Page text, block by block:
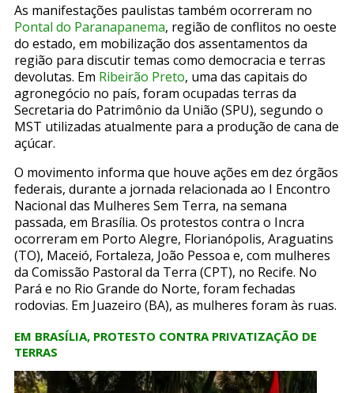
As manifestações paulistas também ocorreram no
Pontal do Paranapanema, região de conflitos no oeste
do estado, em mobilização dos assentamentos da
região para discutir temas como democracia e terras
devolutas. Em Ribeirão Preto, uma das capitais do
agronegócio no país, foram ocupadas terras da
Secretaria do Patrimônio da União (SPU), segundo o
MST utilizadas atualmente para a produção de cana de
açúcar.
O movimento informa que houve ações em dez órgãos
federais, durante a jornada relacionada ao I Encontro
Nacional das Mulheres Sem Terra, na semana
passada, em Brasília. Os protestos contra o Incra
ocorreram em Porto Alegre, Florianópolis, Araguatins
(TO), Maceió, Fortaleza, João Pessoa e, com mulheres
da Comissão Pastoral da Terra (CPT), no Recife. No
Pará e no Rio Grande do Norte, foram fechadas
rodovias. Em Juazeiro (BA), as mulheres foram às ruas.
EM BRASÍLIA, PROTESTO CONTRA PRIVATIZAÇÃO DE
TERRAS